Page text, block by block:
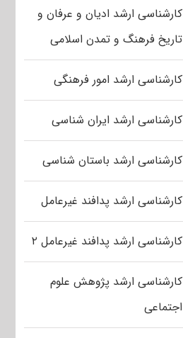
کارشناسی ارشد ادیان و عرفان و
تاریخ فرهنگ و تمدن اسلامی
کارشناسی ارشد امور فرهنگی
کارشناسی ارشد ایران شناسی
کارشناسی ارشد باستان شناسی
کارشناسی ارشد پدافند غیرعامل
کارشناسی ارشد پدافند غیرعامل ۲
کارشناسی ارشد پژوهش علوم
اجتماعی